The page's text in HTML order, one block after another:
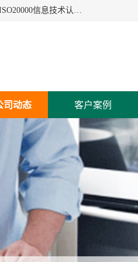
杭州贝安企业管理有限公司:iso咨询,杭州ISO认证,iso认证咨询,国军标认证,iso环境认证,27000信息安全认证,ISO20000信息技术认证,口罩检测报告,32610检测报告,CCRC认证,ISO50001认证,ITSS认证,两化融合认证,出口口罩检测报告等认证代理服务,本公司有近10年的体系咨询经验,能业务覆盖范围南到海南三亚北到新疆阿克苏.
司动态 客户案例